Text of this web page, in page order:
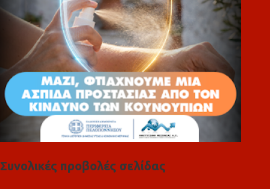
Συνολικές προβολές σελίδας